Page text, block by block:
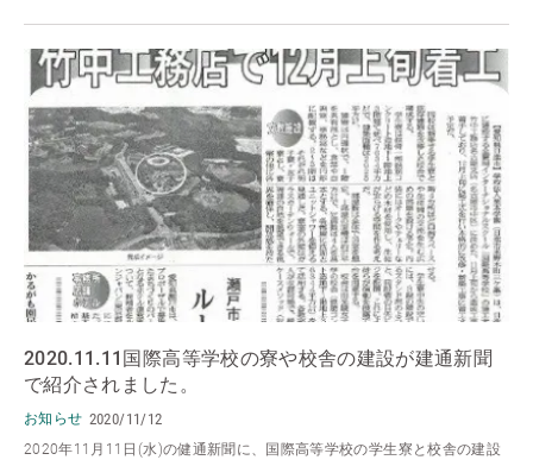
2020.11.11国際高等学校の寮や校舎の建設が建通新聞
で紹介されました。
お知らせ 2020/11/12
2020年11月11日(水)の健通新聞に、国際高等学校の学生寮と校舎の建設